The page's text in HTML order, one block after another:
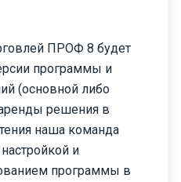
ПРОФ 8 будет
программы и
(основной либо
решения в
наша команда
и
программы в